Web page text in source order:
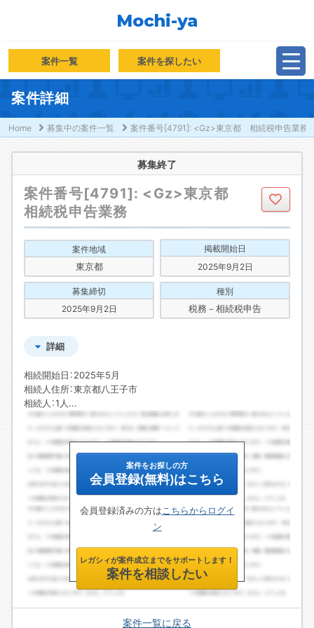
Mochi-ya
案件一覧 案件を探したい
案件詳細
Home 募集中の案件一覧 案件番号[4791]: <Gz>東京都 相続税申告業務
募集終了
案件番号[4791]: <Gz>東京都
相続税申告業務
案件地域
東京都
掲載開始日
2025年9月2日
募集締切
2025年9月2日
種別
税務－相続税申告
詳細
相続開始日：2025年5月
相続人住所：東京都八王子市
相続人：1人...
案件をお探しの方
会員登録(無料)はこちら
会員登録済みの方はこちらからログイ
ン
レガシィが案件成立までをサポートします！
案件を相談したい
案件一覧に戻る